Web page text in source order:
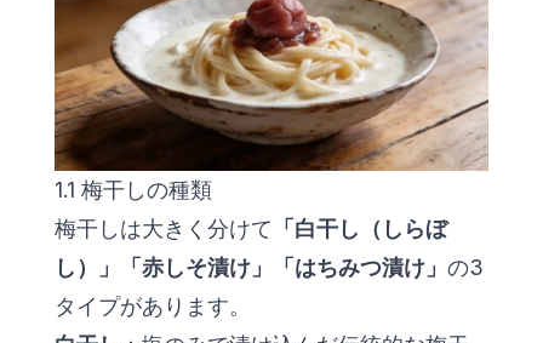
1.1 梅干しの種類
梅干しは大きく分けて 「白干し（しらぼ
し）」「赤しそ漬け」「はちみつ漬け」 の3
タイプがあります。